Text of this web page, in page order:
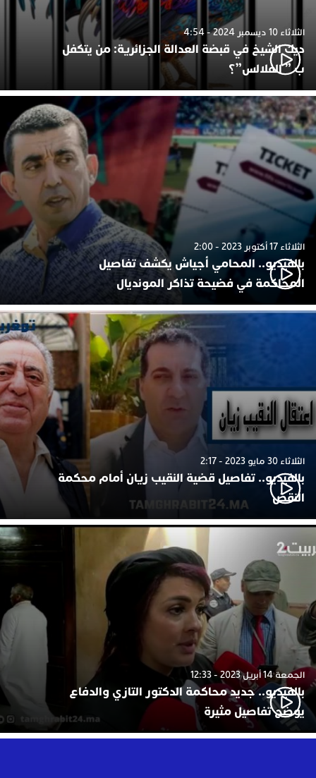
الثلاثاء 10 ديسمبر 2024 - 4:54
ديك الشيخ في قبضة العدالة الجزائرية: من يتكفل
ب ” الفلالس”؟
الثلاثاء 17 أكتوبر 2023 - 2:00
بالفيديو.. المحامي أجياش يكشف تفاصيل
المحاكمة في فضيحة تذاكر المونديال
الثلاثاء 30 مايو 2023 - 2:17
بالفيديو.. تفاصيل قضية النقيب زيان أمام محكمة
النقض
الجمعة 14 أبريل 2023 - 12:33
بالفيديو.. جديد محاكمة الدكتور التازي والدفاع
يوضح تفاصيل مثيرة